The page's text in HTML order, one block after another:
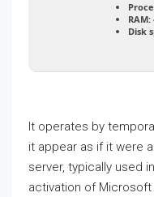
RAM:
Disk
It operates by
it appear as if it were
server, typically used
activation of